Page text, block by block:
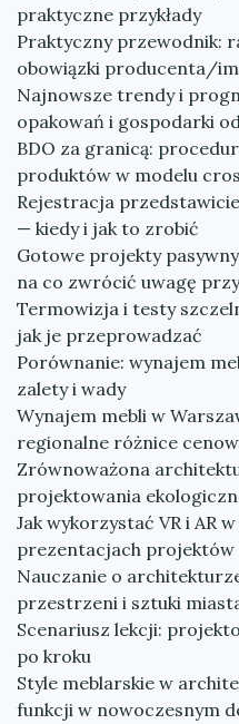
praktyczne przykłady
Praktyczny przewodnik:
obowiązki producenta/
Najnowsze trendy i
opakowań i gospodarki
BDO za granicą:
produktów w modelu
Rejestracja
— kiedy i jak to zrobić
Gotowe projekty
na co zwrócić uwagę
Termowizja i testy
jak je przeprowadzać
Porównanie: wynajem
zalety i wady
Wynajem mebli w
regionalne różnice
Zrównoważona
projektowania
Jak wykorzystać VR i AR
prezentacjach projektów
Nauczanie o
przestrzeni i sztuki
Scenariusz lekcji:
po kroku
Style meblarskie w
funkcji w nowoczesnym